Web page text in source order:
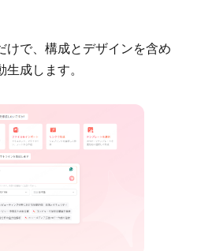
けで、構成とデザインを含め
成します。